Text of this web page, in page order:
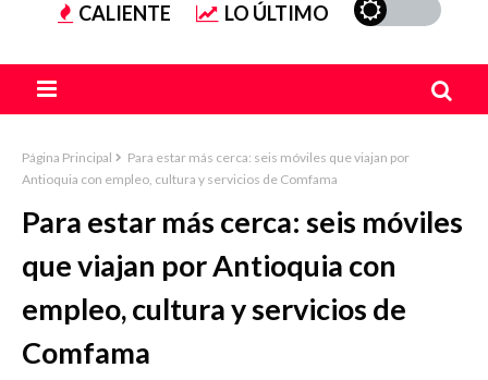
CALIENTE LO ÚLTIMO
Página Principal
Para estar más cerca: seis móviles que viajan por
Antioquia con empleo, cultura y servicios de Comfama
Para estar más cerca: seis móviles
que viajan por Antioquia con
empleo, cultura y servicios de
Comfama